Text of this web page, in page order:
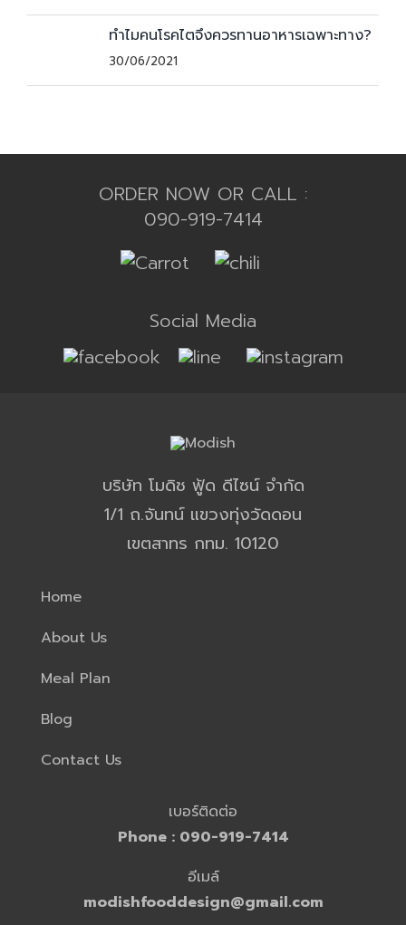
ทำไมคนโรคไตจึงควรทานอาหารเฉพาะทาง?
30/06/2021
ORDER NOW OR CALL :
090-919-7414
Social Media
บริษัท โมดิช ฟู้ด ดีไซน์ จำกัด
1/1 ถ.จันทน์ แขวงทุ่งวัดดอน
เขตสาทร กทม. 10120
Home
About Us
Meal Plan
Blog
Contact Us
เบอร์ติดต่อ
Phone : 090-919-7414
อีเมล์
modishfooddesign@gmail.com